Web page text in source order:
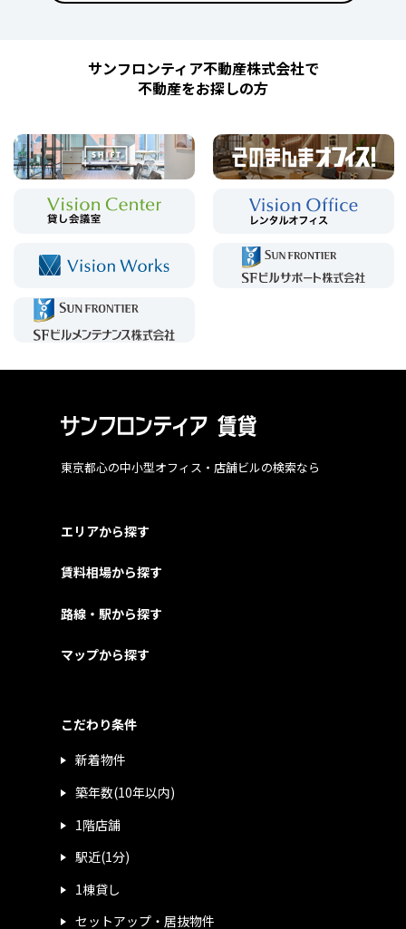
サンフロンティア不動産株式会社で
不動産をお探しの方
東京都心の中小型オフィス・店舗ビルの検索なら
エリアから探す
賃料相場から探す
路線・駅から探す
マップから探す
こだわり条件
新着物件
築年数(10年以内)
1階店舗
駅近(1分)
1棟貸し
セットアップ・居抜物件